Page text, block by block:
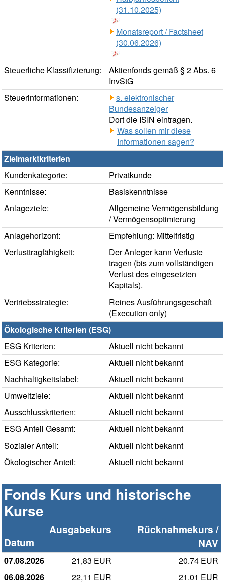
(31.10.2025)
Monatsreport / Factsheet
(30.06.2026)
Steuerliche Klassifizierung:
Aktienfonds gemäß § 2 Abs. 6
InvStG
Steuerinformationen:
s. elektronischer
Bundesanzeiger
Dort die ISIN eintragen.
Was sollen mir diese
Informationen sagen?
Zielmarktkriterien
Kundenkategorie:
Privatkunde
Kenntnisse:
Basiskenntnisse
Anlageziele:
Allgemeine Vermögensbildung
/ Vermögensoptimierung
Anlagehorizont:
Empfehlung: Mittelfristig
Verlusttragfähigkeit:
Der Anleger kann Verluste
tragen (bis zum vollständigen
Verlust des eingesetzten
Kapitals).
Vertriebsstrategie:
Reines Ausführungsgeschäft
(Execution only)
Ökologische Kriterien (ESG)
ESG Kriterien:
Aktuell nicht bekannt
ESG Kategorie:
Aktuell nicht bekannt
Nachhaltigkeitslabel:
Aktuell nicht bekannt
Umweltziele:
Aktuell nicht bekannt
Ausschlusskriterien:
Aktuell nicht bekannt
ESG Anteil Gesamt:
Aktuell nicht bekannt
Sozialer Anteil:
Aktuell nicht bekannt
Ökologischer Anteil:
Aktuell nicht bekannt
Fonds Kurs und historische
Kurse
Datum
Ausgabekurs
Rücknahmekurs /
NAV
07.08.2026 21,83 EUR
20.74 EUR
06.08.2026
22,11 EUR
21.01 EUR